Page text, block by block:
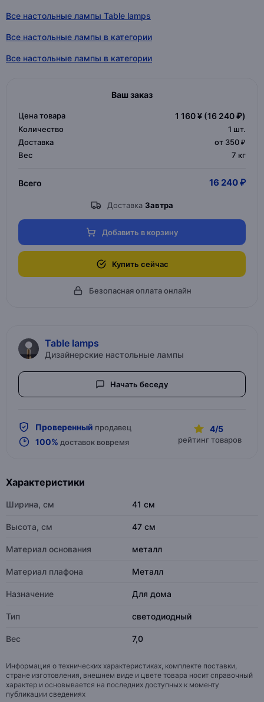
Все настольные лампы Table lamps
Все настольные лампы в категории
Все настольные лампы в категории
Ваш заказ
Цена товара 1 160 ¥ (16 240 ₽)
Количество 1 шт.
Доставка
от 350 ₽
Вес
7 кг
Всего 16 240 ₽
Доставка Завтра
Добавить в корзину
Купить сейчас
Безопасная оплата онлайн
Table lamps
Дизайнерские настольные лампы
Начать беседу
Проверенный продавец
100% доставок вовремя
4/5
рейтинг товаров
Характеристики
Ширина, см 41 см
Высота, см 47 см
Материал основания металл
Материал плафона Металл
Назначение Для дома
Тип светодиодный
Вес 7,0
Информация о технических характеристиках, комплекте поставки,
стране изготовления, внешнем виде и цвете товара носит справочный
характер и основывается на последних доступных к моменту
публикации сведениях